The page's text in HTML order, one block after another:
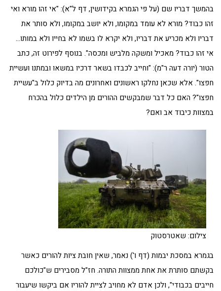
בהמשך דבריו שם (על פי הגמרא בקידושין, דף ל"א): "אי זהו מורא ואי
זהו כבוד? מורא לא עומד במקומו, ולא יושב במקומו, ולא סותר את
דבריו ולא מכריע את דבריו, ולא יקרא לו בשמו לא בחייו ולא במותו…
אי זהו כבוד? מאכיל ומשקה מלביש ומכסה". בנוסף לפירוט זה, כתב
הטור (יורה דעה ר"מ): "וחייב לכבדו בשאר דרכיו במשאו ובמתנו ועשיית
חפצו". אלא שכאן נחלקו ראשונים ואחרונים מה בדיוק כלול ב"עשיית
חפצו"? האם כל דבר שמבקשים ההורים מן הילדים כלול בהכרח
במצוות כיבוד אב ואם?
צילום: שאטרסטוק
בגמרא במסכת יבמות (דף ו') נאמר, שאין חובת ציות להורים כאשר
בקשתם סותרת את אחת ממצוות התורה. חז"ל מסבירים ש"כולכם
חייבים בכבודי", ולכן אדם לא מחויב לציית להוריו אם ביקשו שיעבור